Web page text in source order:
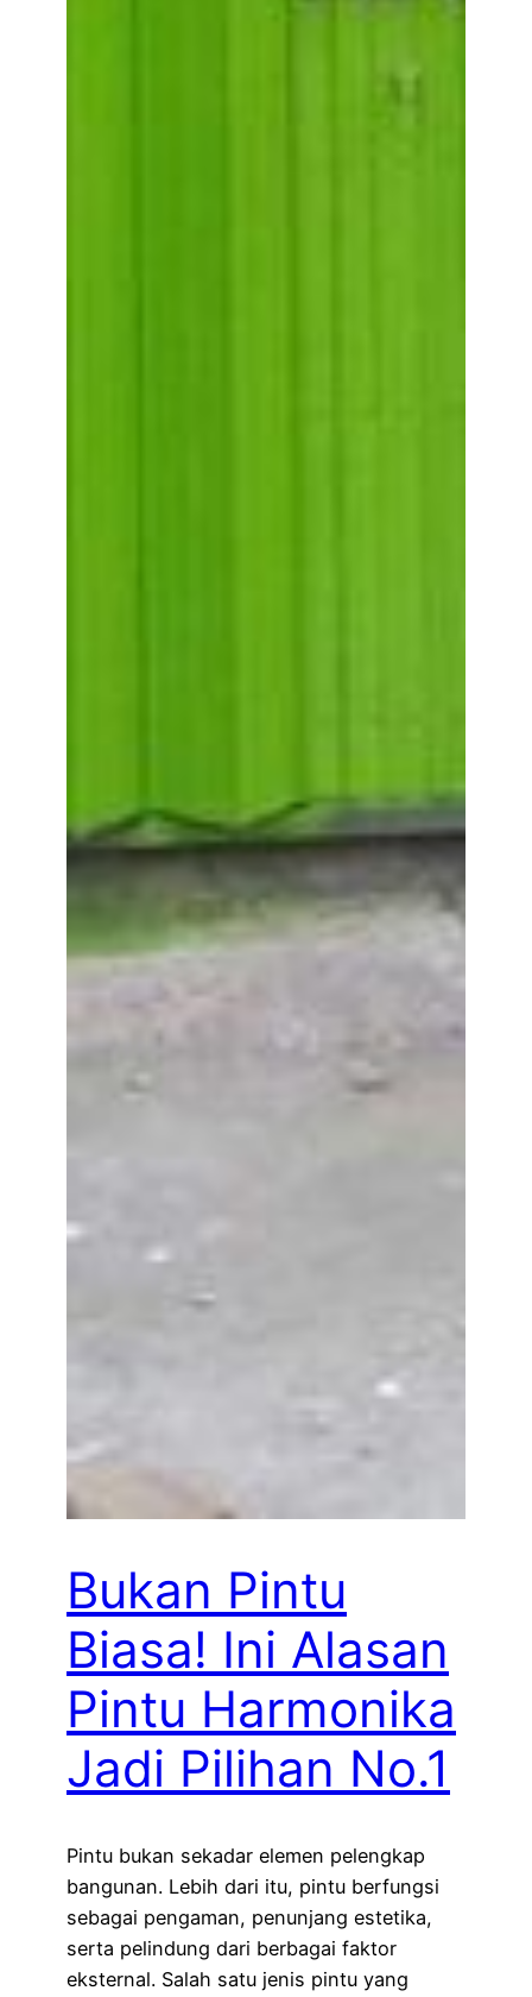
Bukan Pintu
Biasa! Ini Alasan
Pintu Harmonika
Jadi Pilihan No.1
Pintu bukan sekadar elemen pelengkap
bangunan. Lebih dari itu, pintu berfungsi
sebagai pengaman, penunjang estetika,
serta pelindung dari berbagai faktor
eksternal. Salah satu jenis pintu yang